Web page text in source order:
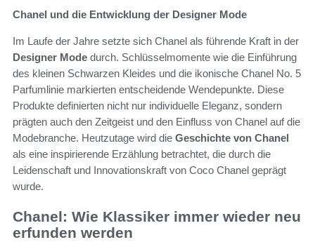
Chanel und die Entwicklung der Designer Mode
Im Laufe der Jahre setzte sich Chanel als führende Kraft in der
Designer Mode durch. Schlüsselmomente wie die Einführung
des kleinen Schwarzen Kleides und die ikonische Chanel No. 5
Parfumlinie markierten entscheidende Wendepunkte. Diese
Produkte definierten nicht nur individuelle Eleganz, sondern
prägten auch den Zeitgeist und den Einfluss von Chanel auf die
Modebranche. Heutzutage wird die Geschichte von Chanel
als eine inspirierende Erzählung betrachtet, die durch die
Leidenschaft und Innovationskraft von Coco Chanel geprägt
wurde.
Chanel: Wie Klassiker immer wieder neu
erfunden werden